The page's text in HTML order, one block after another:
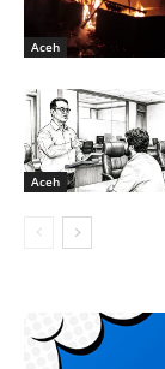
Aceh
Aceh